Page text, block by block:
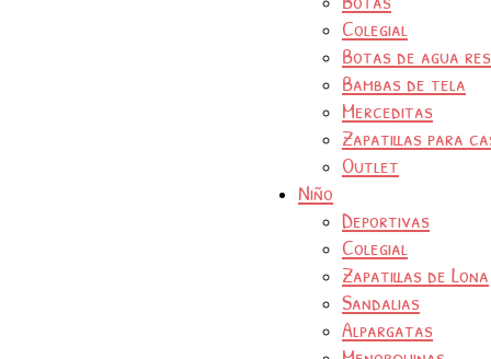
Colegial
Botas de agua
Bambas de tela
Merceditas
Zapatillas para
Outlet
Niño
Deportivas
Colegial
Zapatillas de Lona
Sandalias
Alpargatas